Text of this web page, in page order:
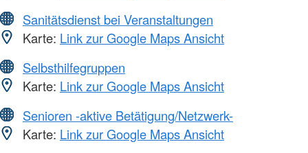
Sanitätsdienst bei Veranstaltungen
Karte: Link zur Google Maps Ansicht
Selbsthilfegruppen
Karte: Link zur Google Maps Ansicht
Senioren -aktive Betätigung/Netzwerk-
Karte: Link zur Google Maps Ansicht